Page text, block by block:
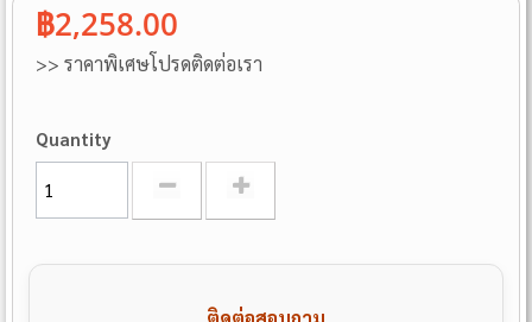
฿2,258.00
>> ราคาพิเศษโปรดติดต่อเรา
Quantity